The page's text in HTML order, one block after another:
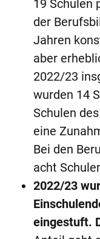
19 Schulen
der
Jahren
aber
2022/23
wurden 14
Schulen
eine
Bei den
acht
2022/23
eingestuft.